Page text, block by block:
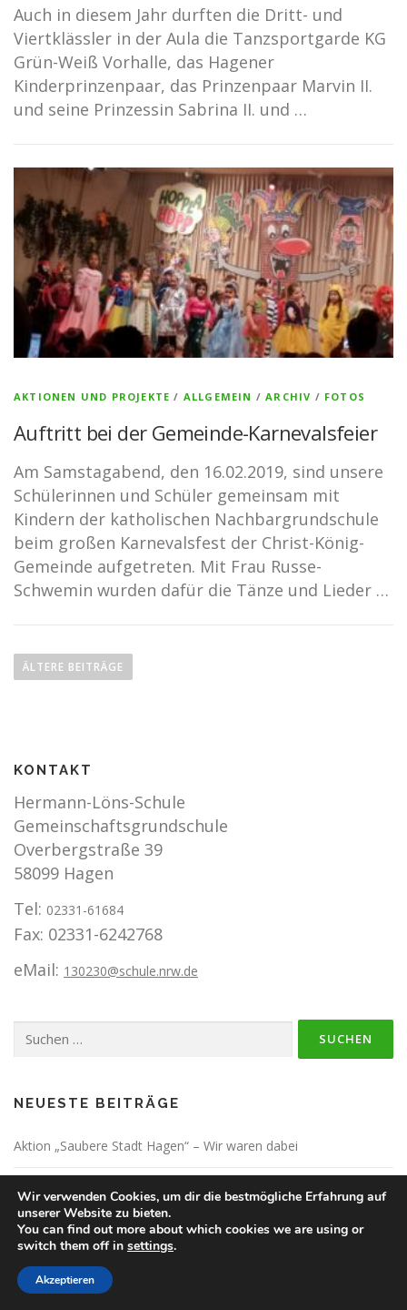
Auch in diesem Jahr durften die Dritt- und
Viertklässler in der Aula die Tanzsportgarde KG
Grün-Weiß Vorhalle, das Hagener
Kinderprinzenpaar, das Prinzenpaar Marvin II.
und seine Prinzessin Sabrina II. und …
AKTIONEN UND PROJEKTE / ALLGEMEIN /ARCHIV / FOTOS
Auftritt bei der Gemeinde-Karnevalsfeier
Am Samstagabend, den 16.02.2019, sind unsere
Schülerinnen und Schüler gemeinsam mit
Kindern der katholischen Nachbargrundschule
beim großen Karnevalsfest der Christ-König-
Gemeinde aufgetreten. Mit Frau Russe-
Schwemin wurden dafür die Tänze und Lieder …
e
i
a
g
s
n
a
g
a
i
ÄLTERE BEITRÄGE
KONTAKT
Hermann-Löns-Schule
Gemeinschaftsgrundschule
Overbergstraße 39
58099 Hagen
Tel: 02331-61684
Fax: 02331-6242768
eMail: 130230@schule.nrw.de
Suchen
NEUESTE BEITRÄGE
Aktion „Saubere Stadt Hagen“ – Wir waren dabei
Altenheim – Begegnungsprojekt 2021-2025
Vorstellungsvideo
Sport- und Spielefest 2025
Wir verwenden Cookies, um dir die bestmögliche Erfahrung auf
unserer Website zu bieten.
You can find out more about which cookies we are using or
switch them off in settings.
Akzeptieren